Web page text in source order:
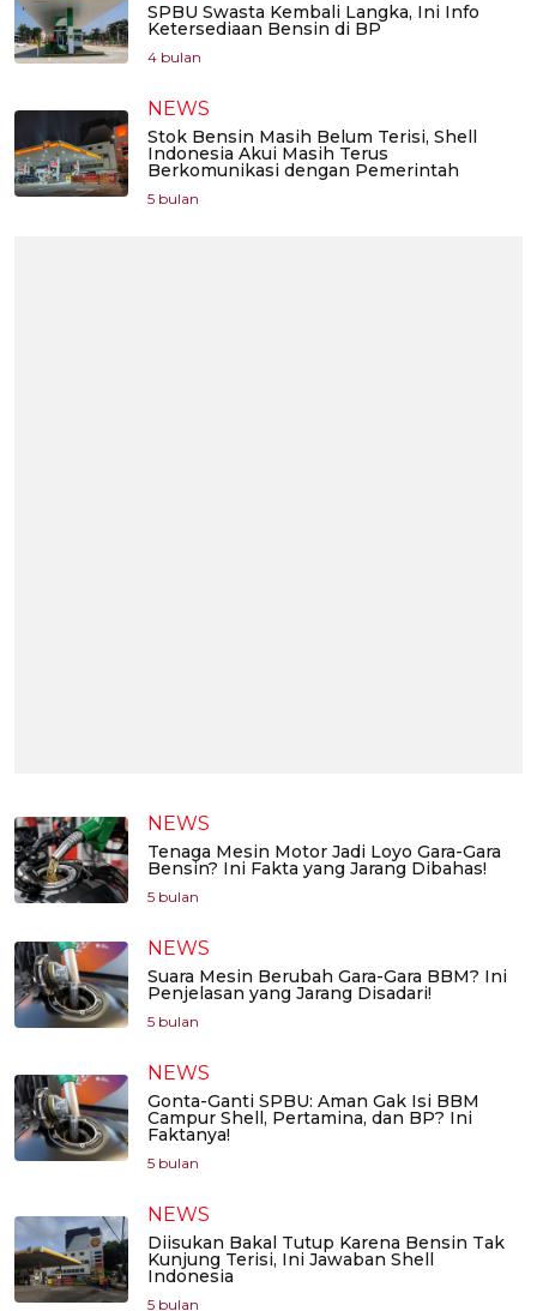
SPBU Swasta Kembali Langka, Ini Info
Ketersediaan Bensin di BP
4 bulan
NEWS
Stok Bensin Masih Belum Terisi, Shell
Indonesia Akui Masih Terus
Berkomunikasi dengan Pemerintah
5 bulan
NEWS
Tenaga Mesin Motor Jadi Loyo Gara-Gara
Bensin? Ini Fakta yang Jarang Dibahas!
5 bulan
NEWS
Suara Mesin Berubah Gara-Gara BBM? Ini
Penjelasan yang Jarang Disadari!
5 bulan
NEWS
Gonta-Ganti SPBU: Aman Gak Isi BBM
Campur Shell, Pertamina, dan BP? Ini
Faktanya!
5 bulan
NEWS
Diisukan Bakal Tutup Karena Bensin Tak
Kunjung Terisi, Ini Jawaban Shell
Indonesia
5 bulan